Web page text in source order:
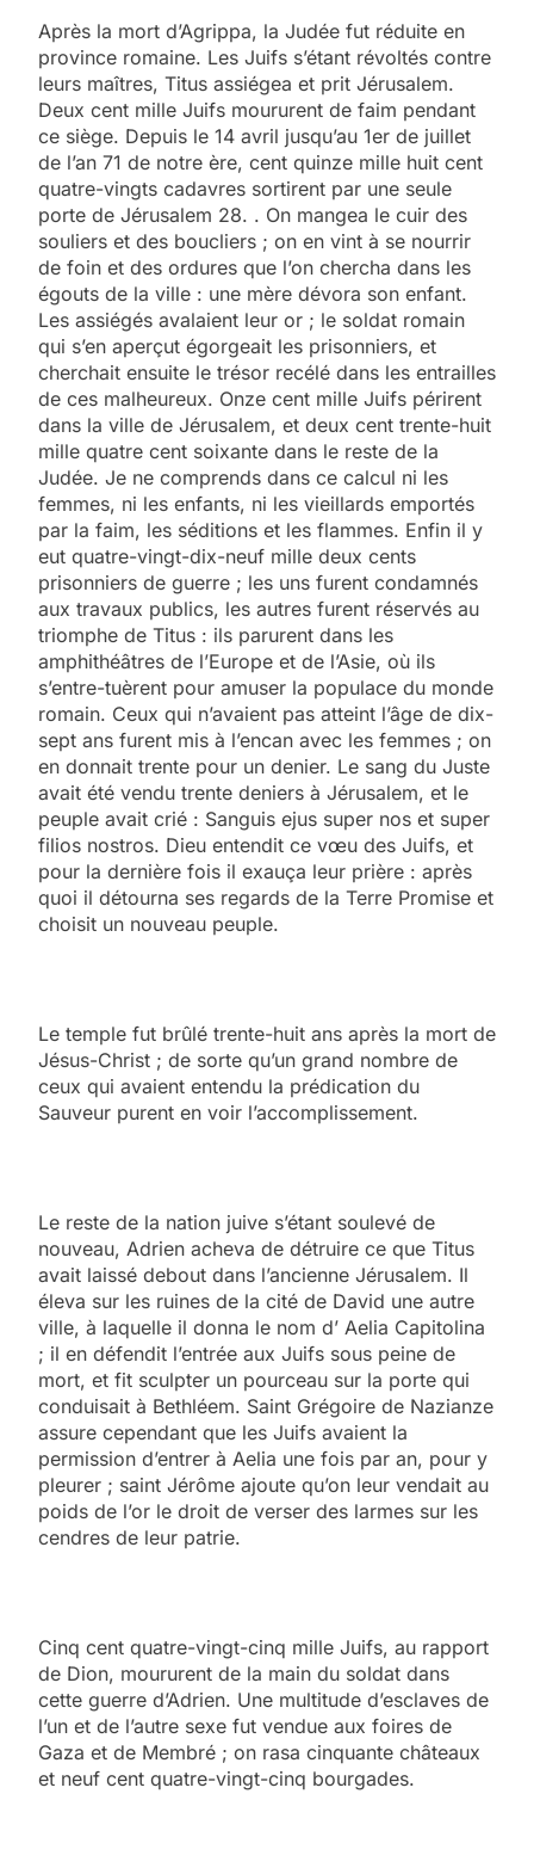
Après la mort d’Agrippa, la Judée fut réduite en
province romaine. Les Juifs s’étant révoltés contre
leurs maîtres, Titus assiégea et prit Jérusalem.
Deux cent mille Juifs moururent de faim pendant
ce siège. Depuis le 14 avril jusqu’au 1er de juillet
de l’an 71 de notre ère, cent quinze mille huit cent
quatre-vingts cadavres sortirent par une seule
porte de Jérusalem 28. . On mangea le cuir des
souliers et des boucliers ; on en vint à se nourrir
de foin et des ordures que l’on chercha dans les
égouts de la ville : une mère dévora son enfant.
Les assiégés avalaient leur or ; le soldat romain
qui s’en aperçut égorgeait les prisonniers, et
cherchait ensuite le trésor recélé dans les entrailles
de ces malheureux. Onze cent mille Juifs périrent
dans la ville de Jérusalem, et deux cent trente-huit
mille quatre cent soixante dans le reste de la
Judée. Je ne comprends dans ce calcul ni les
femmes, ni les enfants, ni les vieillards emportés
par la faim, les séditions et les flammes. Enfin il y
eut quatre-vingt-dix-neuf mille deux cents
prisonniers de guerre ; les uns furent condamnés
aux travaux publics, les autres furent réservés au
triomphe de Titus : ils parurent dans les
amphithéâtres de l’Europe et de l’Asie, où ils
s’entre-tuèrent pour amuser la populace du monde
romain. Ceux qui n’avaient pas atteint l’âge de dix-
sept ans furent mis à l’encan avec les femmes ; on
en donnait trente pour un denier. Le sang du Juste
avait été vendu trente deniers à Jérusalem, et le
peuple avait crié : Sanguis ejus super nos et super
filios nostros. Dieu entendit ce vœu des Juifs, et
pour la dernière fois il exauça leur prière : après
quoi il détourna ses regards de la Terre Promise et
choisit un nouveau peuple.
Le temple fut brûlé trente-huit ans après la mort de
Jésus-Christ ; de sorte qu’un grand nombre de
ceux qui avaient entendu la prédication du
Sauveur purent en voir l’accomplissement.
Le reste de la nation juive s’étant soulevé de
nouveau, Adrien acheva de détruire ce que Titus
avait laissé debout dans l’ancienne Jérusalem. Il
éleva sur les ruines de la cité de David une autre
ville, à laquelle il donna le nom d’ Aelia Capitolina
; il en défendit l’entrée aux Juifs sous peine de
mort, et fit sculpter un pourceau sur la porte qui
conduisait à Bethléem. Saint Grégoire de Nazianze
assure cependant que les Juifs avaient la
permission d’entrer à Aelia une fois par an, pour y
pleurer ; saint Jérôme ajoute qu’on leur vendait au
poids de l’or le droit de verser des larmes sur les
cendres de leur patrie.
Cinq cent quatre-vingt-cinq mille Juifs, au rapport
de Dion, moururent de la main du soldat dans
cette guerre d’Adrien. Une multitude d’esclaves de
l’un et de l’autre sexe fut vendue aux foires de
Gaza et de Membré ; on rasa cinquante châteaux
et neuf cent quatre-vingt-cinq bourgades.